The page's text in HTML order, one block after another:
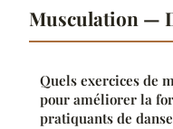
Musculation —
Quels exercices de
pour améliorer la
pratiquants de